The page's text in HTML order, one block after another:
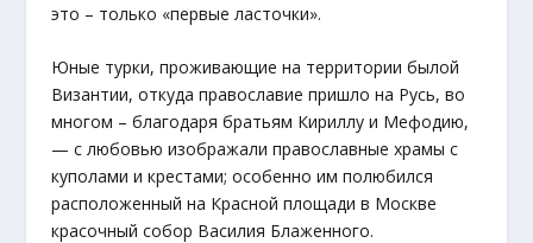
это – только «первые ласточки».
Юные турки, проживающие на территории былой
Византии, откуда православие пришло на Русь, во
многом – благодаря братьям Кириллу и Мефодию,
— с любовью изображали православные храмы с
куполами и крестами; особенно им полюбился
расположенный на Красной площади в Москве
красочный собор Василия Блаженного.